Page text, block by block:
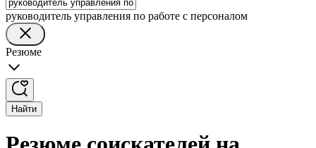
руководитель управления по работе с персоналом
Резюме
Найти